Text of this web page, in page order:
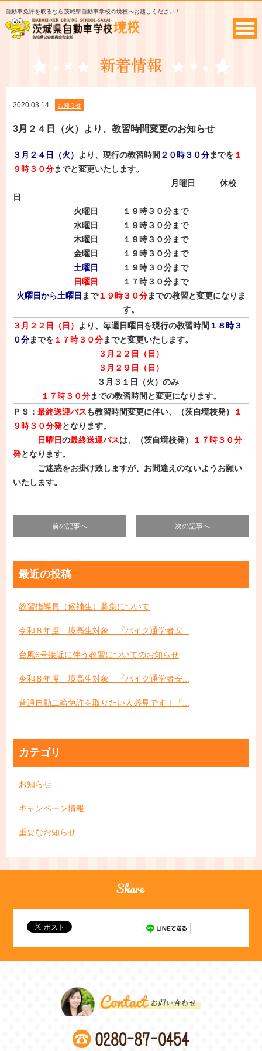
自動車免許を取るなら茨城県自動車学校の境校へお越しください！
2020.03.14 お知らせ
3月２４日（火）より、教習時間変更のお知らせ
３月２４日（火） より、現行の教習時間 ２０時３０分までを１
９時３０分までと変更いたします。
月曜日 休校
日
火曜日 １９時３０分まで
水曜日 １９時３０分まで
木曜日 １９時３０分まで
金曜日 １９時３０分まで
土曜日
１９時３０分まで
日曜日
１７時３０分まで
火曜日から土曜日 まで１９時３０分までの教習と変更になりま
す。
３月２２日（日） より、毎週日曜日を現行の教習時間 １８時３
０分までを１７時３０分までと変更いたします。
３月２２日（日）
３月２９日（日）
３月３１日（火）のみ
１７時３０分までの教習時間と変更になります。
ＰＳ： 最終送迎バスも教習時間変更に伴い、（茨自境校発）
１
９時３０分発となります。
日曜日の最終送迎バスは、（茨自境校発）
１７時３０分
発となります。
ご迷惑をお掛け致しますが、お間違えのないようお願い
いたします。
前の記事へ 次の記事へ
最近の投稿
教習指導員（候補生）募集について
令和８年度 境高生対象 『バイク通学者安...
台風6号接近に伴う教習についてのお知らせ
令和８年度 境高生対象 『バイク通学者安...
普通自動二輪免許を取りたい人必見です！『...
カテゴリ
お知らせ
キャンペーン情報
重要なお知らせ